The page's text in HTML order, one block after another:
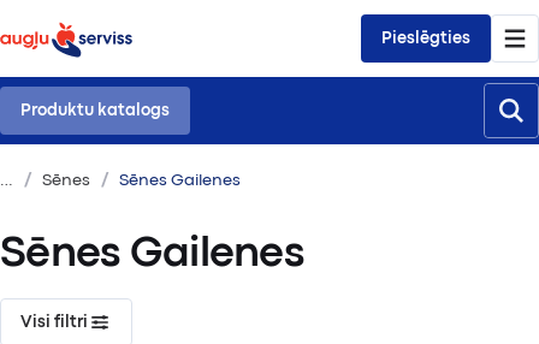
Pieslēgties
Produktu katalogs
Sēnes Sēnes Gailenes
Sēnes Gailenes
Visi filtri